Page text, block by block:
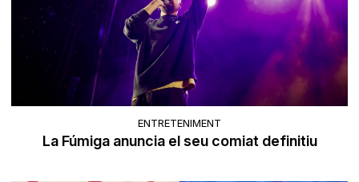
ENTRETENIMENT
La Fúmiga anuncia el seu comiat definitiu